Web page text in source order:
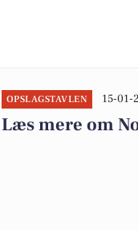
OPSLAGSTAVLEN 15-01-
Læs mere om